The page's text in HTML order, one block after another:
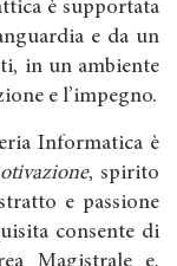
è supportata
e da un
in un ambiente
e l’impegno.
Informatica è
, spirito
e passione
consente di